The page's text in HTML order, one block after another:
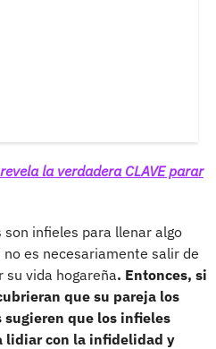
la verdadera CLAVE parar
son infieles para llenar algo
es necesariamente salir de
vida hogareña. Entonces, si
que su pareja los
sugieren que los infieles
lidiar con la infidelidad y